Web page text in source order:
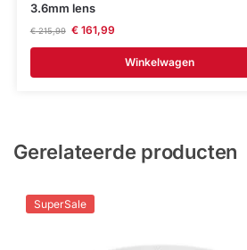
3.6mm lens
€215,99 €161,99
Winkelwagen
Gerelateerde producten
SuperSale